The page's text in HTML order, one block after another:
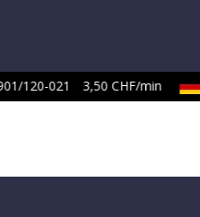
120-021 3,50 CHF/min